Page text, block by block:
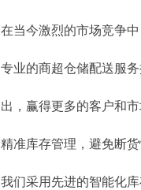
在当今激烈的市场竞争
专业的商超仓储配送服
出，赢得更多的客户和
精准库存管理，避免断
我们采用先进的智能化